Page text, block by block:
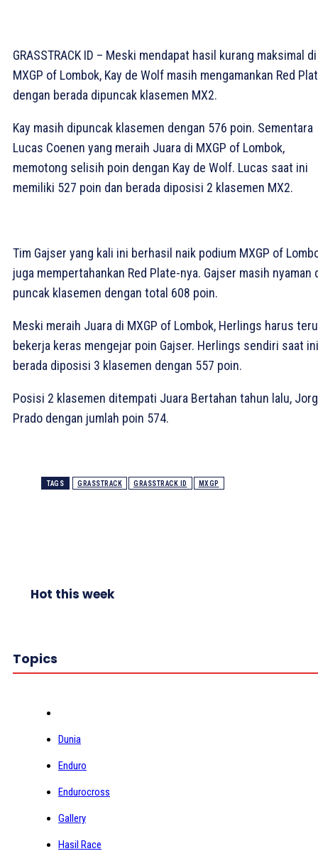
GRASSTRACK ID – Meski mendapat hasil kurang maksimal di
MXGP of Lombok, Kay de Wolf masih mengamankan Red
dengan berada dipuncak klasemen MX2.
Kay masih dipuncak klasemen dengan 576 poin. Sementara
Lucas Coenen yang meraih Juara di MXGP of Lombok,
memotong selisih poin dengan Kay de Wolf. Lucas saat ini
memiliki 527 poin dan berada diposisi 2 klasemen MX2.
Tim Gajser yang kali ini berhasil naik podium MXGP of
juga mempertahankan Red Plate-nya. Gajser masih nyaman
puncak klasemen dengan total 608 poin.
Meski meraih Juara di MXGP of Lombok, Herlings harus
bekerja keras mengejar poin Gajser. Herlings sendiri saat ini
berada diposisi 3 klasemen dengan 557 poin.
Posisi 2 klasemen ditempati Juara Bertahan tahun lalu,
Prado dengan jumlah poin 574.
TAGS GRASSTRACK GRASSTRACK ID MXGP
Hot this week
Topics
Dunia
Enduro
Endurocross
Gallery
Hasil Race